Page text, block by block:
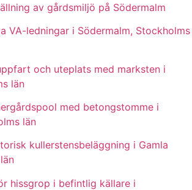
av gårdsmiljö på Södermalm
VA-ledningar i Södermalm, Stockholms
och uteplats med marksten i
län
med betongstomme i
län
kullerstensbeläggning i Gamla
hissgrop i befintlig källare i